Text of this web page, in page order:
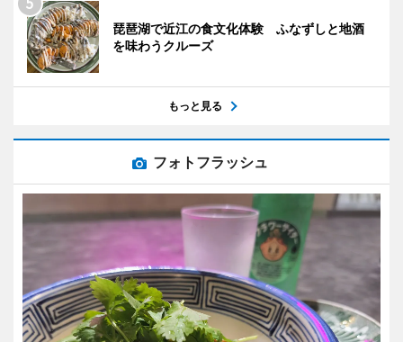
琵琶湖で近江の食文化体験 ふなずしと地酒
を味わうクルーズ
もっと見る
フォトフラッシュ